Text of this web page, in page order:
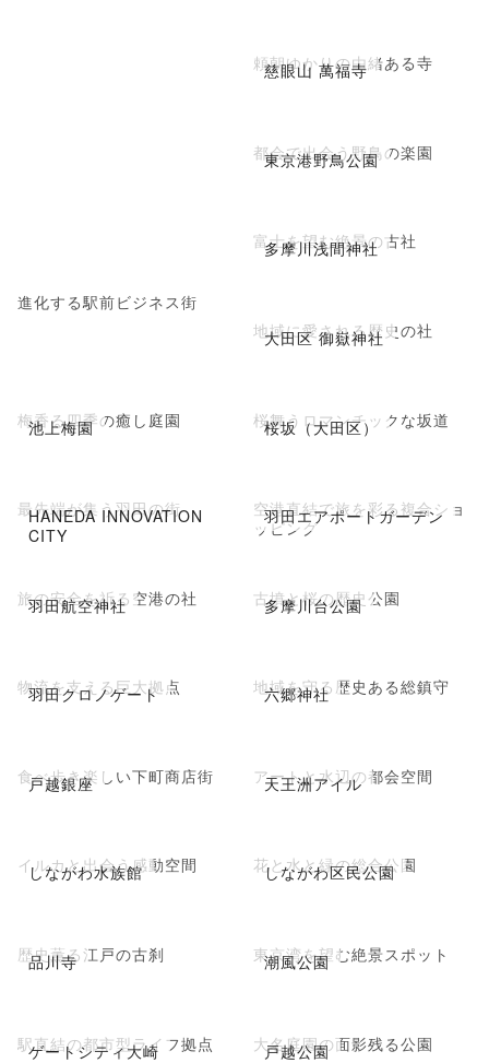
進化する駅前ビジネス街
慈眼山 萬福寺
頼朝ゆかりの由緒ある寺
東京港野鳥公園
都会で出会う野鳥の楽園
多摩川浅間神社
富士を望む絶景の古社
大田区 御嶽神社
地域に愛される歴史の社
池上梅園
梅香る四季の癒し庭園 桜坂（大田区）
桜舞うロマンチックな坂道
HANEDA INNOVATION
CITY
最先端が集う羽田の街 羽田エアポートガーデン
空港直結で旅を彩る複合ショ
ッピング
羽田航空神社
旅の安全を祈る空港の社 多摩川台公園
古墳と桜の歴史公園
羽田クロノゲート
物流を支える巨大拠点 六郷神社
地域を守る歴史ある総鎮守
戸越銀座
食べ歩き楽しい下町商店街 天王洲アイル
アートと水辺の都会空間
しながわ水族館
イルカと出会う感動空間 しながわ区民公園
花と水と緑の総合公園
品川寺
歴史薫る江戸の古刹 潮風公園
東京湾を望む絶景スポット
ゲートシティ大崎
駅直結の都市型ライフ拠点 戸越公園
大名庭園の面影残る公園